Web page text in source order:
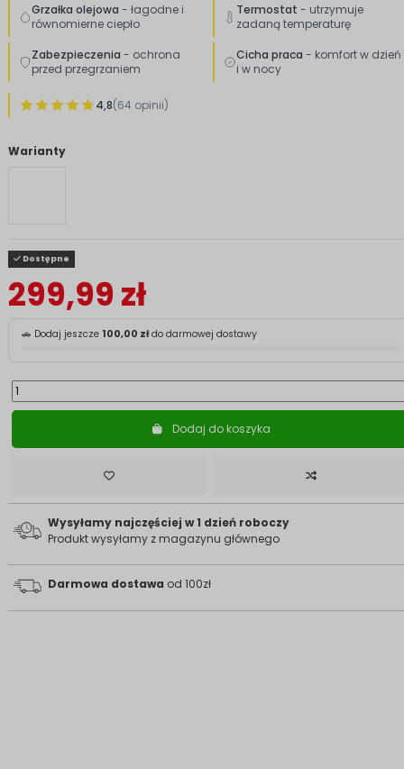
Grzałka olejowa - łagodne i
równomierne ciepło
Termostat - utrzymuje
zadaną temperaturę
Zabezpieczenia - ochrona
przed przegrzaniem
Cicha praca - komfort w dzień
i w nocy
4,8(64 opinii)
Warianty
Dostępne
299,99 zł
🚗 Dodaj jeszcze 100,00 złdo darmowej dostawy
Dodaj do koszyka
Wysyłamy najczęściej w 1 dzień roboczy
Produkt wysyłamy z magazynu głównego
Darmowa dostawa od 100zł